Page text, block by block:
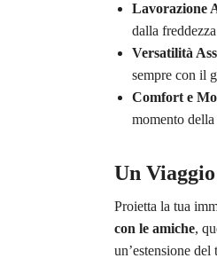
Lavorazione
dalla
Versatilità
sempre con il
Comfort e
momento
Un
Proietta la tua
con le amiche,
un’estensione del